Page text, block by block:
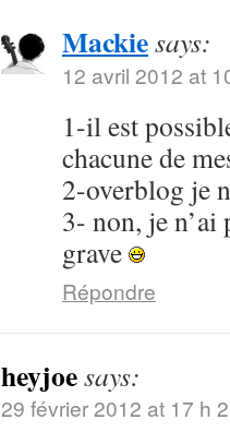
Mackiesays:
12 avril 2012 at
1-il est
chacune de
2-overblog je
3- non, je n’ai
grave
Répondre
heyjoesays:
29 février 2012 at 17 h